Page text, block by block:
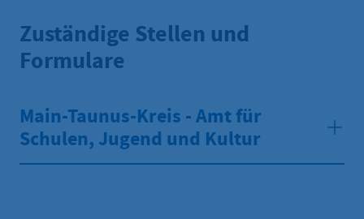
Zuständige Stellen und
Formulare
Main-Taunus-Kreis - Amt für
Schulen, Jugend und Kultur